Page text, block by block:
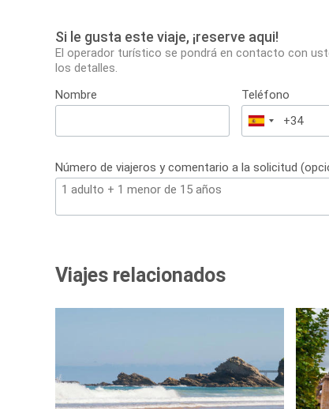
Si le gusta este viaje, ¡reserve aqui!
El operador turístico se pondrá en contacto con
los detalles.
Nombre
Teléfono
España
+34
Número de viajeros y comentario a la solicitud
Viajes relacionados